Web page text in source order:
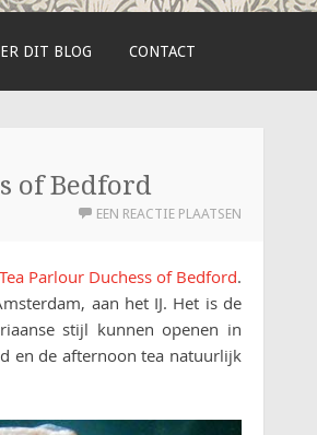
DIT BLOG CONTACT
of Bedford
EEN REACTIE PLAATSEN
Parlour Duchess of Bedford.
aan het IJ. Het is de
stijl kunnen openen in
en de afternoon tea natuurlijk